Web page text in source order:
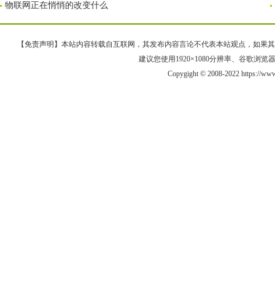
物联网正在悄悄的改变什么
【免责声明】本站内容转载自互联网，其发布内容言论不代表本站观点，如果
建议您使用1920×1080分辨率、谷歌浏览
Copygight © 2008-2022 https://